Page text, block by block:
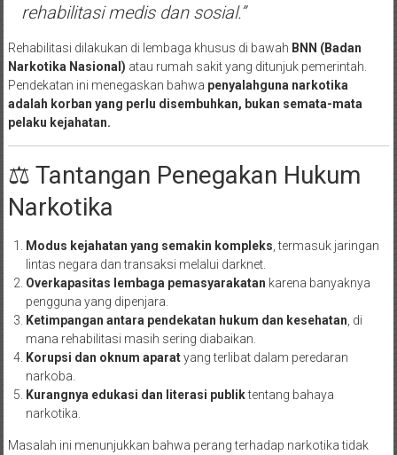
rehabilitasi medis dan sosial.”
Rehabilitasi dilakukan di lembaga khusus di bawah BNN (Badan
Narkotika Nasional) atau rumah sakit yang ditunjuk pemerintah.
Pendekatan ini menegaskan bahwa penyalahguna narkotika
adalah korban yang perlu disembuhkan, bukan semata-mata
pelaku kejahatan.
⚖️ Tantangan Penegakan Hukum
Narkotika
Modus kejahatan yang semakin kompleks , termasuk jaringan
lintas negara dan transaksi melalui darknet.
Overkapasitas lembaga pemasyarakatan karena banyaknya
pengguna yang dipenjara.
Ketimpangan antara pendekatan hukum dan kesehatan , di
mana rehabilitasi masih sering diabaikan.
Korupsi dan oknum aparatyang terlibat dalam peredaran
narkoba.
Kurangnya edukasi dan literasi publiktentang bahaya
narkotika.
Masalah ini menunjukkan bahwa perang terhadap narkotika tidak